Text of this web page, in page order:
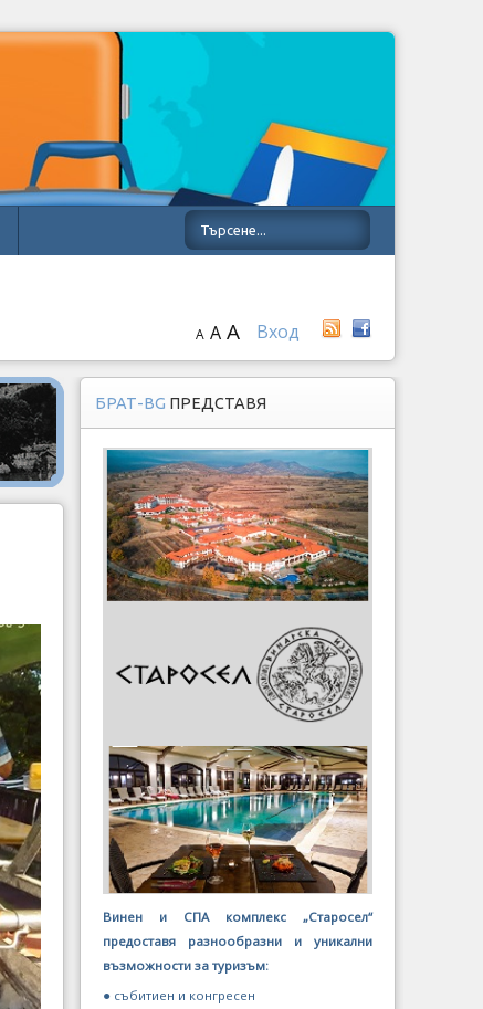
Вход
A A A
БРАТ-BG ПРЕДСТАВЯ
Винен и СПА комплекс „Старосел“
предоставя разнообразни и уникални
възможности за туризъм:
● събитиен и конгресен